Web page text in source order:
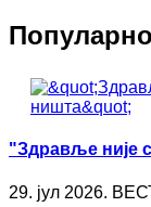
Популарно
"Здравље није
29. јул 2026.